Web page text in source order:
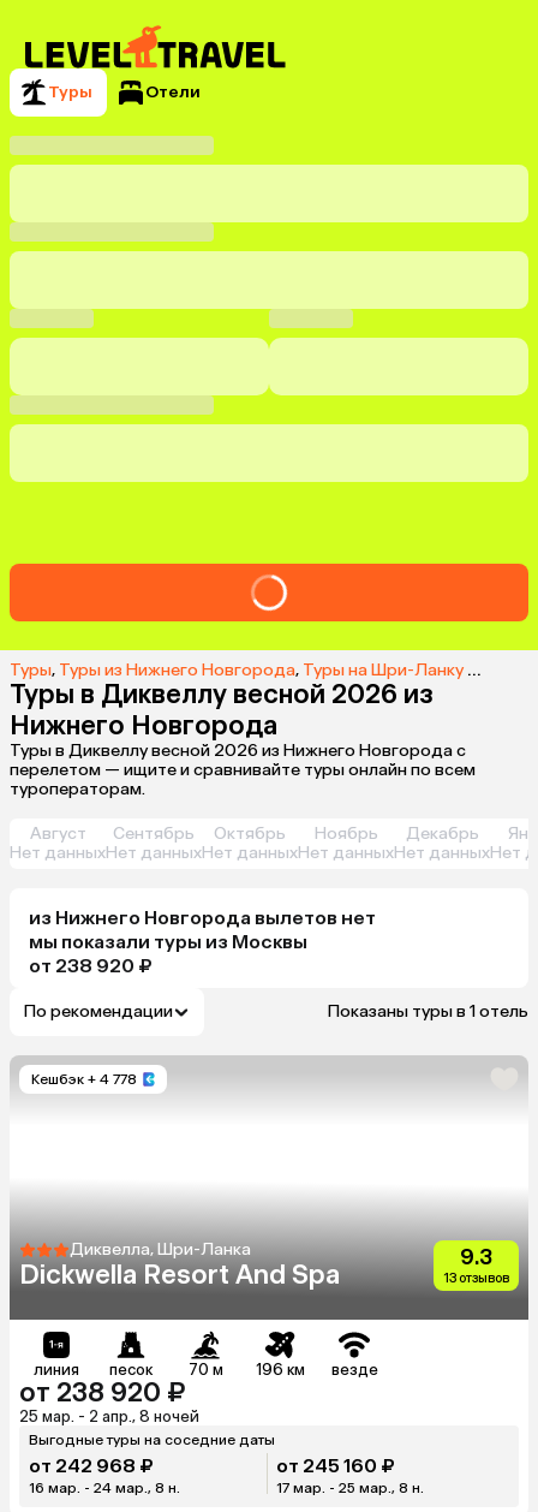
Туры Отели
Туры, Туры из Нижнего Новгорода, Туры на Шри-Ланку из Нижнего Новгорода
Туры в Диквеллу весной 2026 из
Нижнего Новгорода
Туры в Диквеллу весной 2026 из Нижнего Новгорода с
перелетом — ищите и сравнивайте туры онлайн по всем
туроператорам.
Август
Нет данных
Сентябрь
Нет данных
Октябрь
Нет данных
Ноябрь
Нет данных
Декабрь
Нет данныхНет
из Нижнего Новгорода вылетов нет
мы показали туры из Москвы
от 238 920 ₽
По рекомендации Показаны туры в 1 отель
Кешбэк + 4 778
Диквелла, Шри-Ланка
Dickwella Resort And Spa
9.3
13 отзывов
линия песок 70 м 196 км везде
от 238 920 ₽
25 мар. - 2 апр., 8 ночей
Выгодные туры на соседние даты
от 242 968 ₽
16 мар. - 24 мар., 8 н.
от 245 160 ₽
17 мар. - 25 мар., 8 н.